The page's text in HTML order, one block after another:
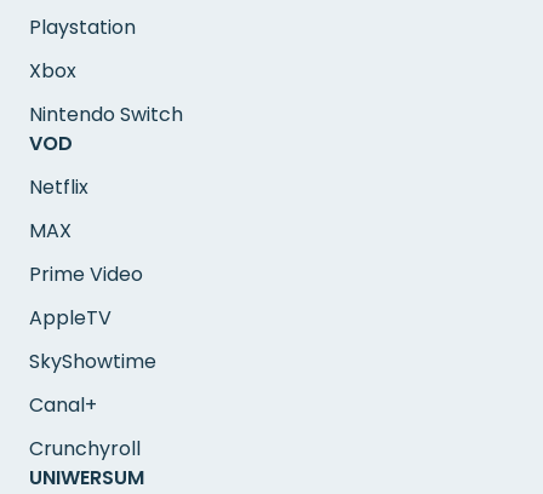
Playstation
Xbox
Nintendo Switch
VOD
Netflix
MAX
Prime Video
AppleTV
SkyShowtime
Canal+
Crunchyroll
UNIWERSUM